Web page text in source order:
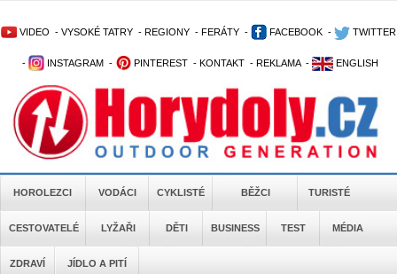
VIDEO - VYSOKÉ TATRY - REGIONY - FERÁTY - FACEBOOK - TWITTER
- INSTAGRAM - PINTEREST - KONTAKT - REKLAMA - ENGLISH
HOROLEZCI VODÁCI CYKLISTÉ BĚŽCI TURISTÉ
CESTOVATELÉ LYŽAŘI DĚTI BUSINESS TEST MÉDIA
ZDRAVÍ JÍDLO A PITÍ